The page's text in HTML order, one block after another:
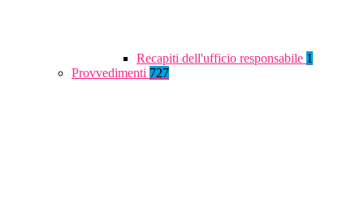
Recapiti dell'ufficio responsabile 1
Provvedimenti 727